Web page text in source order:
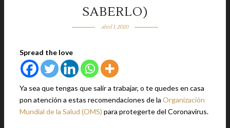
SABERLO)
abril 1, 2020
Spread the love
Ya sea que tengas que salir a trabajar, o te quedes en casa
pon atención a estas recomendaciones de la Organización
Mundial de la Salud (OMS) para protegerte del Coronavirus.